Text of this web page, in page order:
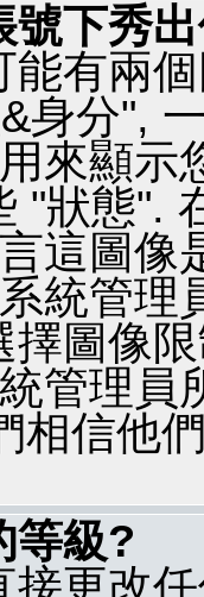
號下秀
能有兩
身分",
來顯示
"狀態".
這圖像
統管理
擇圖像
管理
相信他
等級?
接更改